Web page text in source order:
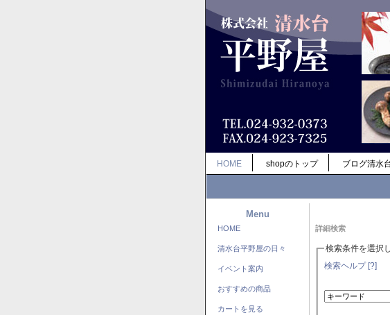
HOME shopのトップ ブログ清水
Menu
HOME
清水台平野屋の日々
イベント案内
おすすめの商品
カートを見る
詳細検索
検索条件を選択
検索ヘルプ [?]